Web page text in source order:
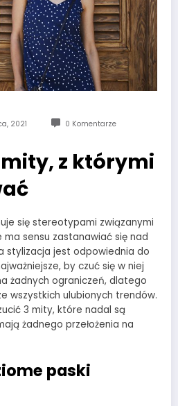
2021 0 Komentarze
z którymi
się stereotypami związanymi
ma sensu zastanawiać się nad
stylizacja jest odpowiednia do
by czuć się w niej
żadnych ograniczeń, dlatego
wszystkich ulubionych trendów.
3 mity, które nadal są
żadnego przełożenia na
paski